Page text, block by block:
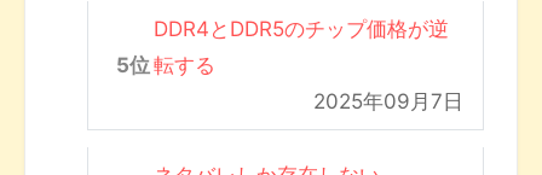
DDR4とDDR5のチップ価格が逆
転する
2025年09月7日